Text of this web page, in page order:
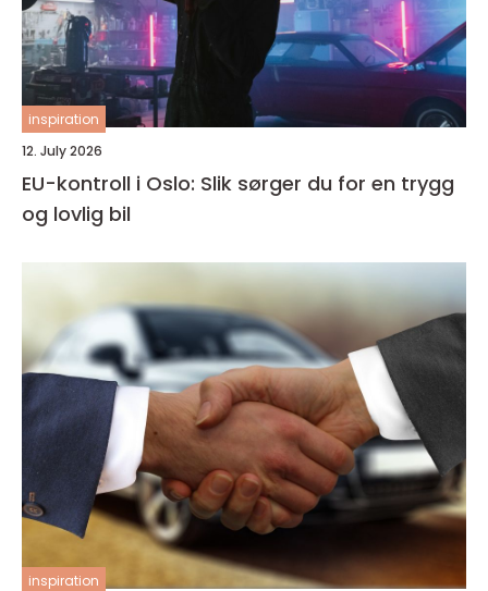
inspiration
12. July 2026
EU-kontroll i Oslo: Slik sørger du for en trygg
og lovlig bil
inspiration